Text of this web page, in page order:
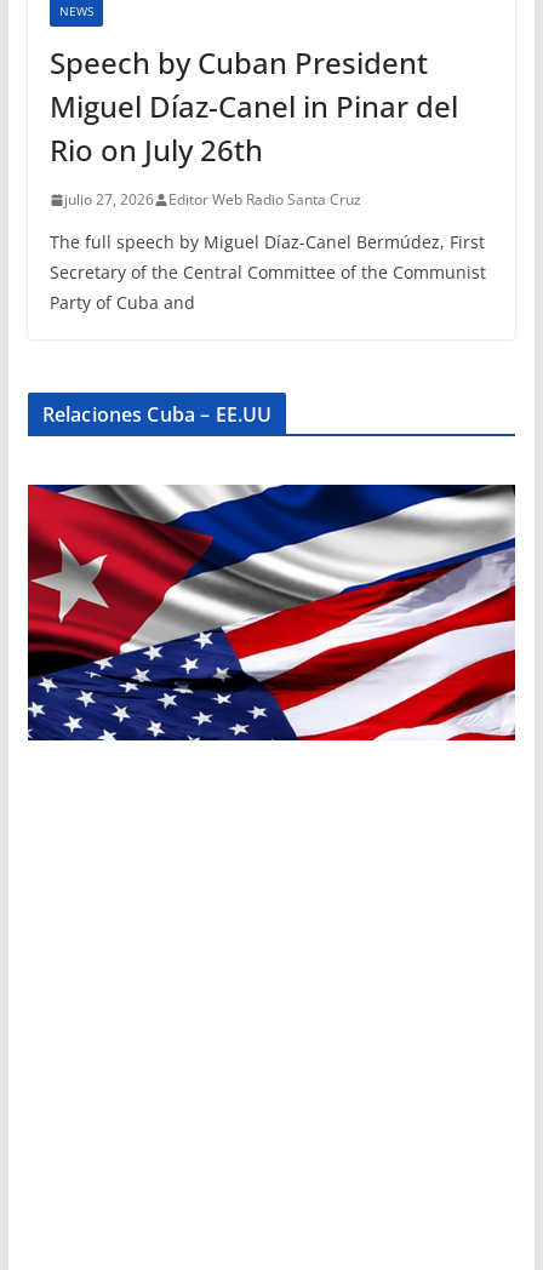
NEWS
Speech by Cuban President
Miguel Díaz-Canel in Pinar del
Rio on July 26th
julio 27, 2026 Editor Web Radio Santa Cruz
The full speech by Miguel Díaz-Canel Bermúdez, First
Secretary of the Central Committee of the Communist
Party of Cuba and
Relaciones Cuba – EE.UU